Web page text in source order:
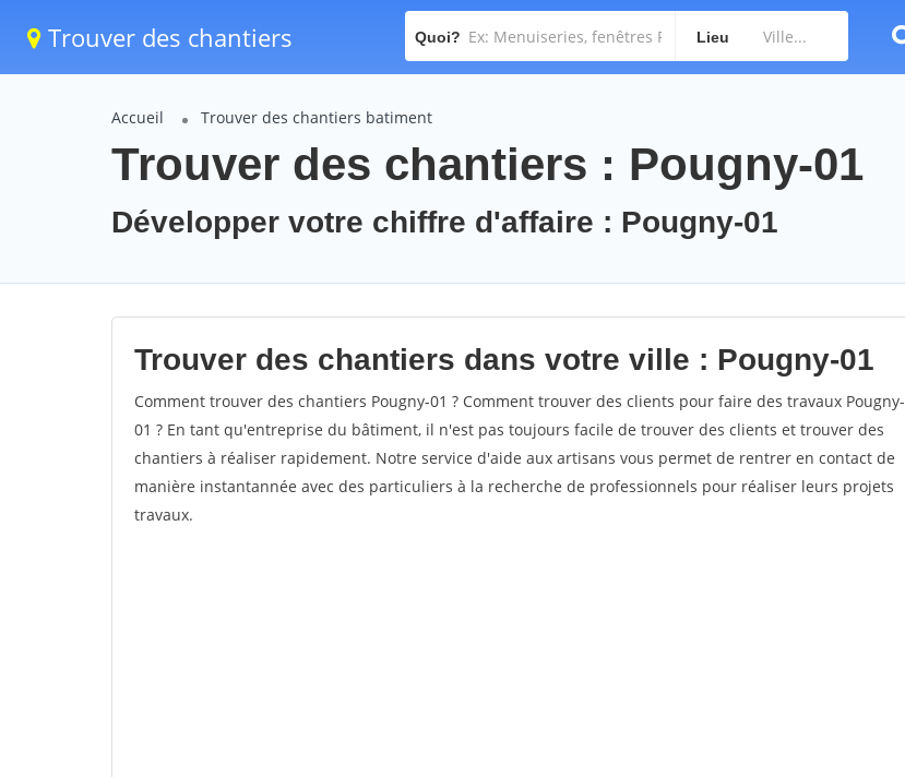
Trouver des chantiers Quoi? Lieu
Accueil Trouver des chantiers batiment
Trouver des chantiers : Pougny-01
Développer votre chiffre d'affaire : Pougny-01
Trouver des chantiers dans votre ville : Pougny-01
Comment trouver des chantiers Pougny-01 ? Comment trouver des clients pour faire des travaux Pougny-
01 ? En tant qu'entreprise du bâtiment, il n'est pas toujours facile de trouver des clients et trouver des
chantiers à réaliser rapidement. Notre service d'aide aux artisans vous permet de rentrer en contact de
manière instantannée avec des particuliers à la recherche de professionnels pour réaliser leurs projets
travaux.